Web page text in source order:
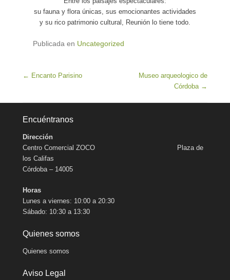
su fauna y flora únicas, sus emocionantes actividades
y su rico patrimonio cultural, Reunión lo tiene todo.
Publicada en Uncategorized
Navegación de entradas
← Encanto Parisino
Museo arqueologico de
Córdoba →
Encuéntranos
Dirección
Centro Comercial ZOCO Plaza de
los Califas
Córdoba – 14005
Horas
Lunes a viernes: 10:00 a 20:30
Sábado: 10:30 a 13:30
Quienes somos
Quienes somos
Aviso Legal